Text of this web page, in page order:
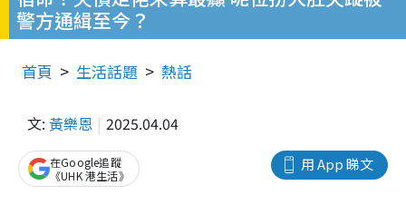
警方通緝至今？
首頁 生活話題 熱話
文: 黃樂恩 2025.04.04
用 App 睇文
在Google追蹤
《UHK 港生活》